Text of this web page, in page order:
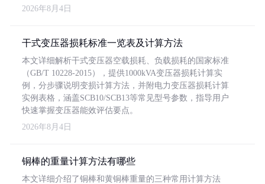
2026年8月4日
干式变压器损耗标准一览表及计算方法
本文详细解析干式变压器空载损耗、负载损耗的国家标准
（GB/T 10228-2015），提供1000kVA变压器损耗计算实
例，分步骤说明变损计算方法，并附电力变压器损耗计算
实例表格，涵盖SCB10/SCB13等常见型号参数，指导用户
快速掌握变压器能效评估要点。
2026年8月4日
铜棒的重量计算方法有哪些
本文详细介绍了铜棒和黄铜棒重量的三种常用计算方法